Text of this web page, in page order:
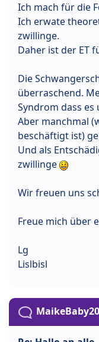
Ich mach für die
Ich erwate
zwillinge.
Daher ist der ET
Die
überraschend.
Syndrom dass
Aber manchmal
beschäftigt ist)
Und als
zwillinge
Wir freuen uns
Freue mich über
Lg
Lislbisl
MaikeBaby20